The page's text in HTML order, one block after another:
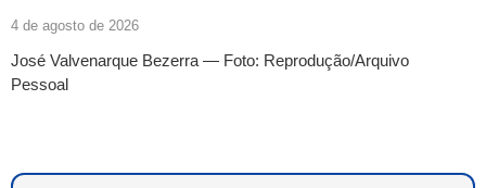
4 de agosto de 2026
José Valvenarque Bezerra — Foto: Reprodução/Arquivo
Pessoal